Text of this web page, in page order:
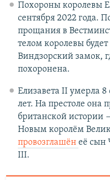
Похороны королевы
сентября 2022 года.
прощания в
телом королевы будет
Виндзорский замок,
похоронена.
Елизавета II умерла 8
лет. На престоле она
британской истории
Новым королём
провозглашён её сын
III.